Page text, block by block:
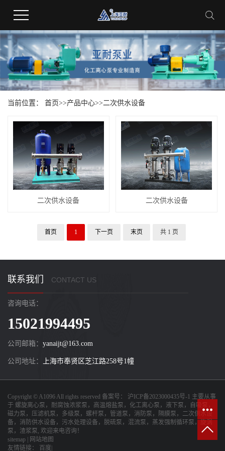
当前位置： 首页>>产品中心>>二次供水设备
二次供水设备 二次供水设备
首页 1 下一页 末页 共 1 页
联系我们 CONTACT US
咨询电话：
15021994495
公司邮箱： yanaijt@163.com
公司地址： 上海市奉贤区芝江路258号1幢
Copyright © A1096 All rights reserved 备案号： 沪ICP备2023000435号-1 主要从事
于 螺旋离心泵，耐腐蚀浓浆泵，高温熔盐泵，化工离心泵，液下泵，自吸泵，
磁力泵，压滤机泵，多级泵，螺杆泵，管道泵，消防泵，隔膜泵，二次供水设
备，消防供水设备，污水处理设备，脱硫泵，混流泵，蒸发强制循环泵，旋涡
泵，渣浆泵, 欢迎来电咨询！
sitemap
网站地图
友情链接：
百度|